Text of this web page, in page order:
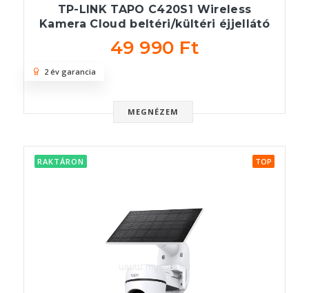
TP-LINK TAPO C420S1 Wireless
Kamera Cloud beltéri/kültéri éjjellátó
49 990 Ft
MEGNÉZEM
2 év garancia
RAKTÁRON TOP